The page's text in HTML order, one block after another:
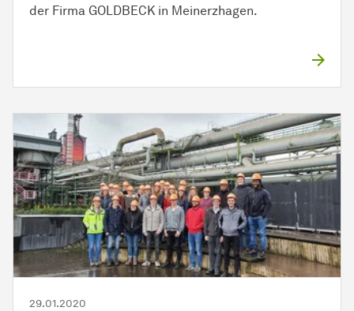
der Firma GOLDBECK in Meinerzhagen.
29.01.2020